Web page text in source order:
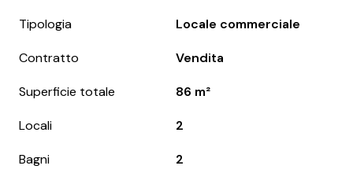
Tipologia Locale commerciale
Contratto Vendita
Superficie totale 86 m²
Locali 2
Bagni 2